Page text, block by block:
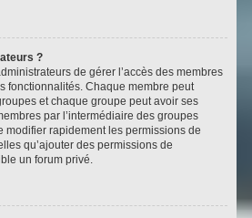
?
de gérer l’accès des membres
fonctionnalités. Chaque membre peut
et chaque groupe peut avoir ses
par l’intermédiaire des groupes
modifier rapidement les permissions de
qu’ajouter des permissions de
un forum privé.